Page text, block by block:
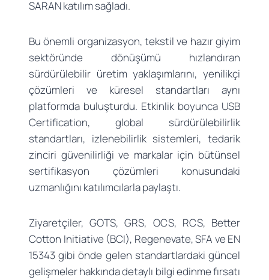
SARAN katılım sağladı.
Bu önemli organizasyon, tekstil ve hazır giyim
sektöründe dönüşümü hızlandıran
sürdürülebilir üretim yaklaşımlarını, yenilikçi
çözümleri ve küresel standartları aynı
platformda buluşturdu. Etkinlik boyunca USB
Certification, global sürdürülebilirlik
standartları, izlenebilirlik sistemleri, tedarik
zinciri güvenilirliği ve markalar için bütünsel
sertifikasyon çözümleri konusundaki
uzmanlığını katılımcılarla paylaştı.
Ziyaretçiler, GOTS, GRS, OCS, RCS, Better
Cotton Initiative (BCI), Regenevate, SFA ve EN
15343 gibi önde gelen standartlardaki güncel
gelişmeler hakkında detaylı bilgi edinme fırsatı